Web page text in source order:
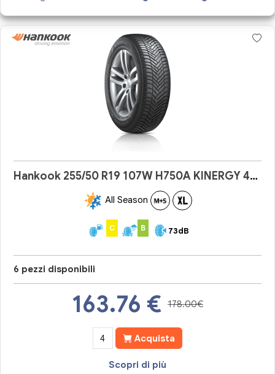
Hankook 255/50 R19 107W H750A KINERGY 4S 2
All Season
C B 73dB
6 pezzi disponibili
163.76 € 178.00€
Acquista
Scopri di più